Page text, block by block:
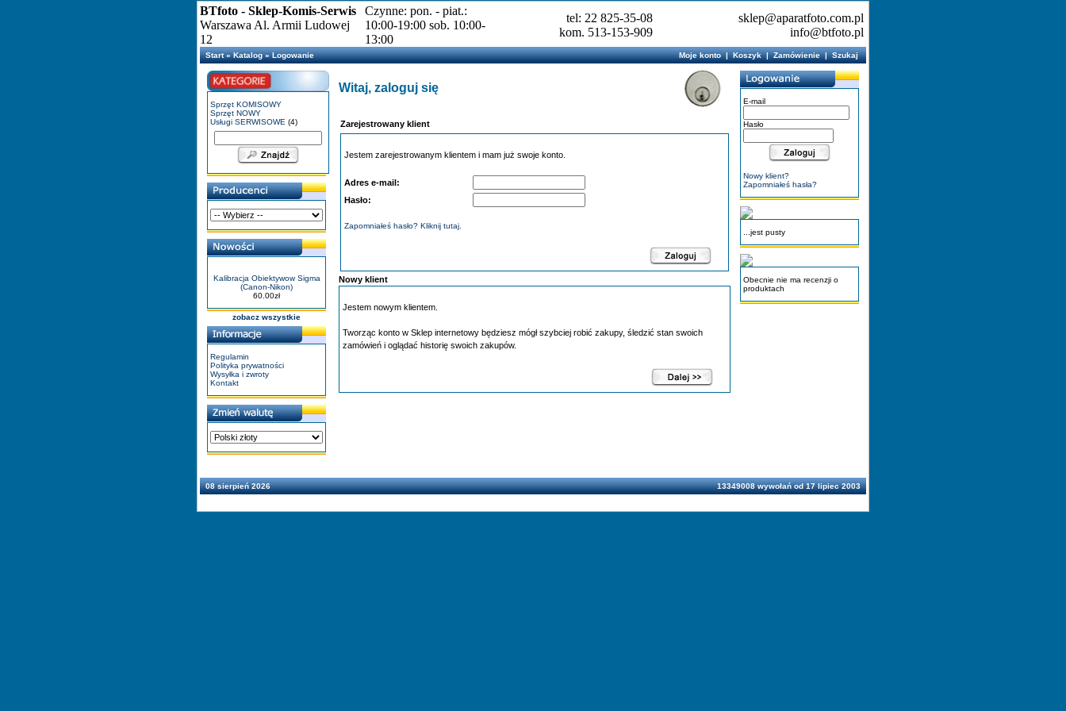
BTfoto - Sklep-Komis-Serwis
Warszawa Al. Armii Ludowej
12
Czynne: pon. - piat.:
10:00-19:00 sob. 10:00-
13:00
tel: 22 825-35-08
kom. 513-153-909
sklep@aparatfoto.com.pl
info@btfoto.pl
Start»Katalog»Logowanie Moje konto|Koszyk|Zamówienie|Szukaj
Sprzęt KOMISOWY
Sprzęt NOWY
Usługi SERWISOWE (4)
Kalibracja Obiektywow Sigma
(Canon-Nikon)
60.00zł
zobacz wszystkie
Regulamin
Polityka prywatności
Wysyłka i zwroty
Kontakt
Witaj, zaloguj się
Zarejestrowany klient
Jestem zarejestrowanym klientem i mam już swoje konto.
Adres e-mail:
Hasło:
Zapomniałeś hasło? Kliknij tutaj.
Nowy klient
Jestem nowym klientem.
Tworząc konto w Sklep internetowy będziesz mógł szybciej robić zakupy, śledzić stan swoich
zamówień i oglądać historię swoich zakupów.
E-mail
Hasło
Nowy klient?
Zapomniałeś hasła?
...jest pusty
Obecnie nie ma recenzji o
produktach
08 sierpień 2026 13349008 wywołań od 17 lipiec 2003